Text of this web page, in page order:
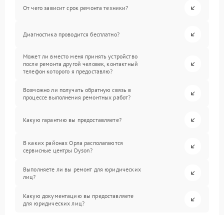
От чего зависит срок ремонта техники?
Диагностика проводится бесплатно?
Может ли вместо меня принять устройство
после ремонта другой человек, контактный
телефон которого я предоставлю?
Возможно ли получать обратную связь в
процессе выполнения ремонтных работ?
Какую гарантию вы предоставляете?
В каких районах Орла располагаются
сервисные центры Dyson?
Выполняете ли вы ремонт для юридических
лиц?
Какую документацию вы предоставляете
для юридических лиц?